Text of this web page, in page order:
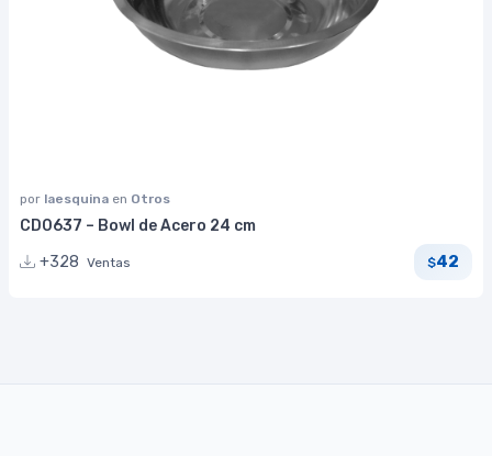
por laesquina en Otros
CD0637 – Bowl de Acero 24 cm
+328 Ventas $42